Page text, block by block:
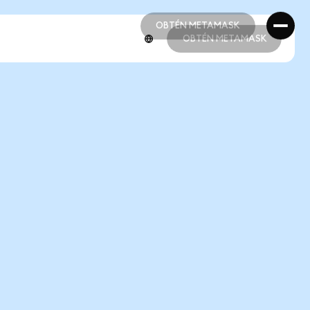
OBTÉN METAMASK
OBTÉN METAMASK
OBTÉN METAMASK